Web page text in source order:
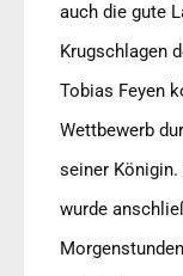
auch die gute
Krugschlagen
Tobias Feyen
Wettbewerb
seiner
wurde